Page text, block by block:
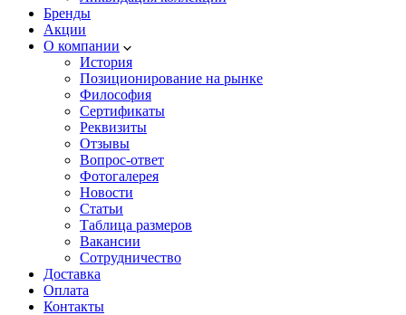
Бренды
Акции
О компании
История
Позиционирование на рынке
Философия
Сертификаты
Реквизиты
Отзывы
Вопрос-ответ
Фотогалерея
Новости
Статьи
Таблица размеров
Вакансии
Сотрудничество
Доставка
Оплата
Контакты